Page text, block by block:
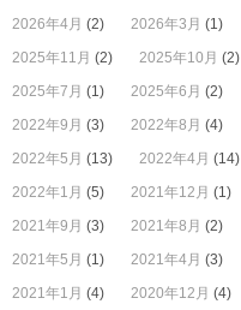
2026年4月 (2) 2026年3月 (1)
2025年11月 (2) 2025年10月 (2)
2025年7月 (1) 2025年6月 (2)
2022年9月 (3) 2022年8月 (4)
2022年5月 (13) 2022年4月 (14)
2022年1月 (5) 2021年12月 (1)
2021年9月 (3) 2021年8月 (2)
2021年5月 (1) 2021年4月 (3)
2021年1月 (4) 2020年12月 (4)